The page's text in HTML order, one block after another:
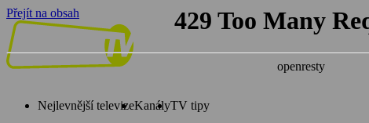
Přejít na obsah
Nejlevnější televizeKanályTV tipy